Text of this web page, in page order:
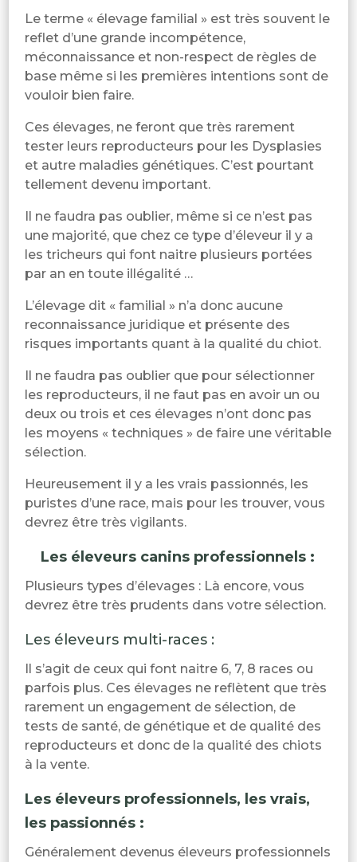
Le terme « élevage familial » est très souvent le
reflet d’une grande incompétence,
méconnaissance et non-respect de règles de
base même si les premières intentions sont de
vouloir bien faire.
Ces élevages, ne feront que très rarement
tester leurs reproducteurs pour les Dysplasies
et autre maladies génétiques. C’est pourtant
tellement devenu important.
Il ne faudra pas oublier, même si ce n’est pas
une majorité, que chez ce type d’éleveur il y a
les tricheurs qui font naitre plusieurs portées
par an en toute illégalité …
L’élevage dit « familial » n’a donc aucune
reconnaissance juridique et présente des
risques importants quant à la qualité du chiot.
Il ne faudra pas oublier que pour sélectionner
les reproducteurs, il ne faut pas en avoir un ou
deux ou trois et ces élevages n’ont donc pas
les moyens « techniques » de faire une véritable
sélection.
Heureusement il y a les vrais passionnés, les
puristes d’une race, mais pour les trouver, vous
devrez être très vigilants.
Les éleveurs canins professionnels :
Plusieurs types d’élevages : Là encore, vous
devrez être très prudents dans votre sélection.
Les éleveurs multi-races :
Il s’agit de ceux qui font naitre 6, 7, 8 races ou
parfois plus. Ces élevages ne reflètent que très
rarement un engagement de sélection, de
tests de santé, de génétique et de qualité des
reproducteurs et donc de la qualité des chiots
à la vente.
Les éleveurs professionnels, les vrais,
les passionnés :
Généralement devenus éleveurs professionnels